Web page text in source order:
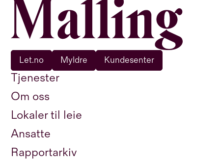
Tjenester
Om oss
Lokaler til leie
Ansatte
Rapportarkiv
Let.no Myldre Kundesenter